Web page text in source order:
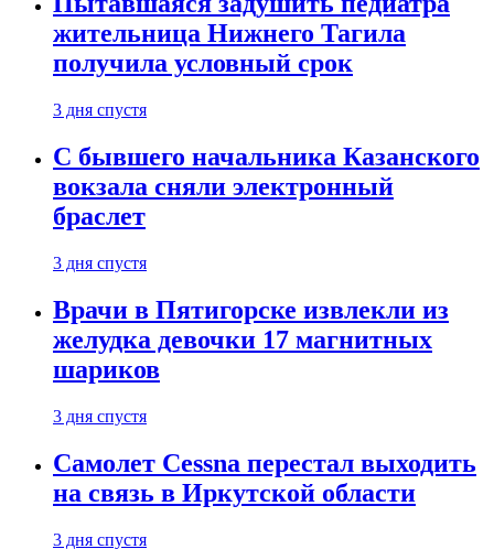
жительница Нижнего Тагила
получила условный срок
3 дня спустя
С бывшего начальника Казанского
вокзала сняли электронный
браслет
3 дня спустя
Врачи в Пятигорске извлекли из
желудка девочки 17 магнитных
шариков
3 дня спустя
Самолет Cessna перестал выходить
на связь в Иркутской области
3 дня спустя